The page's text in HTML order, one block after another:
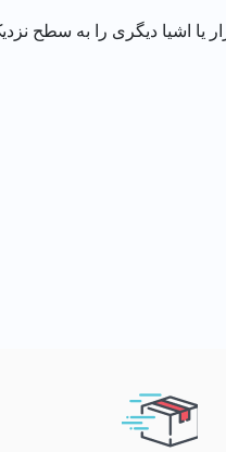
یا اشیا دیگری را به سطح